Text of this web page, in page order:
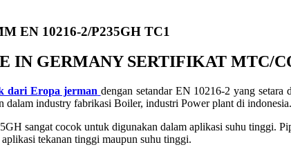
EN 10216-2/P235GH TC1
IN GERMANY SERTIFIKAT MTC/
dari Eropa jerman dengan setandar EN 10216-2 yang
industry fabrikasi Boiler, industri Power plant di indonesia.
sangat cocok untuk digunakan dalam aplikasi suhu tinggi.
tekanan tinggi maupun suhu tinggi.